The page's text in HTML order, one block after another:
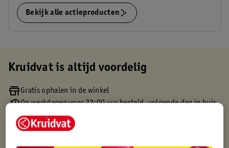
Bekijk alle actieproducten
Kruidvat is altijd voordelig
Gratis ophalen in de winkel
Op werkdagen voor 22:00 uur besteld, volgende dag in huis
Gratis thuisbezorgd vanaf 50.00
Gratis retourneren binnen 30 dagen